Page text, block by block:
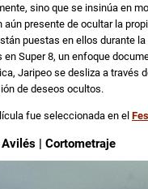
sino que se insinúa en
aún presente de ocultar la
puestas en ellos durante
en Super 8, un enfoque
Jaripeo se desliza a través
de deseos ocultos.
fue seleccionada en el
| Cortometraje